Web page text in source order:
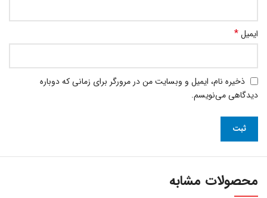
ایمیل*
ذخیره نام، ایمیل و وبسایت من در مرورگر برای زمانی که دوباره
دیدگاهی می‌نویسم.
محصولات مشابه